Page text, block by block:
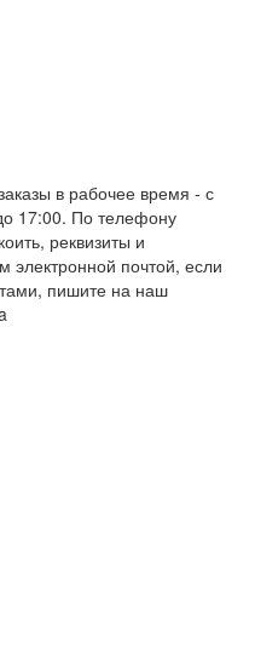
в рабочее время - с
17:00. По телефону
реквизиты и
электронной почтой, если
пишите на наш